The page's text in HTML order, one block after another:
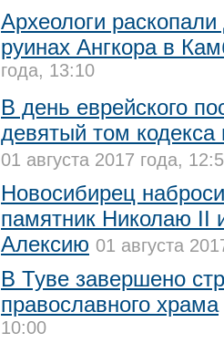
Археологи
руинах Ангкора в
года, 13:10
В день еврейского
девятый том кодекса
01 августа 2017 года,
Новосибирец
памятник Николаю II
Алексию 01 августа
В Туве завершено
православного храма
10:00